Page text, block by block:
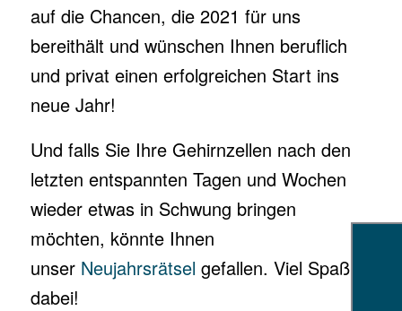
auf die Chancen, die 2021 für uns
bereithält und wünschen Ihnen beruflich
und privat einen erfolgreichen Start ins
neue Jahr!
Und falls Sie Ihre Gehirnzellen nach den
letzten entspannten Tagen und Wochen
wieder etwas in Schwung bringen
möchten, könnte Ihnen
unser Neujahrsrätsel gefallen. Viel Spaß
dabei!